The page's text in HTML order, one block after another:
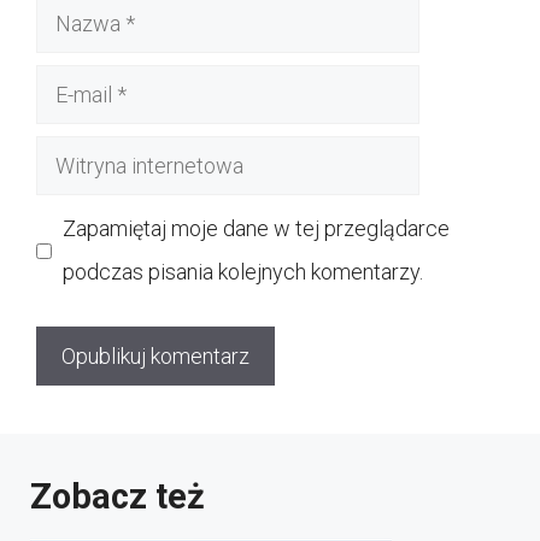
Nazwa
Witryna
Zapamiętaj moje dane w tej przeglądarce
podczas pisania kolejnych komentarzy.
Zobacz też